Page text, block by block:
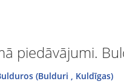
piedāvājumi.
(Bulduri , Kuldīgas)